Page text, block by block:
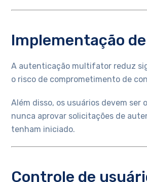
Implementação
A autenticação multifator reduz
o risco de comprometimento de
Além disso, os usuários devem ser
nunca aprovar solicitações de
tenham iniciado.
Controle de